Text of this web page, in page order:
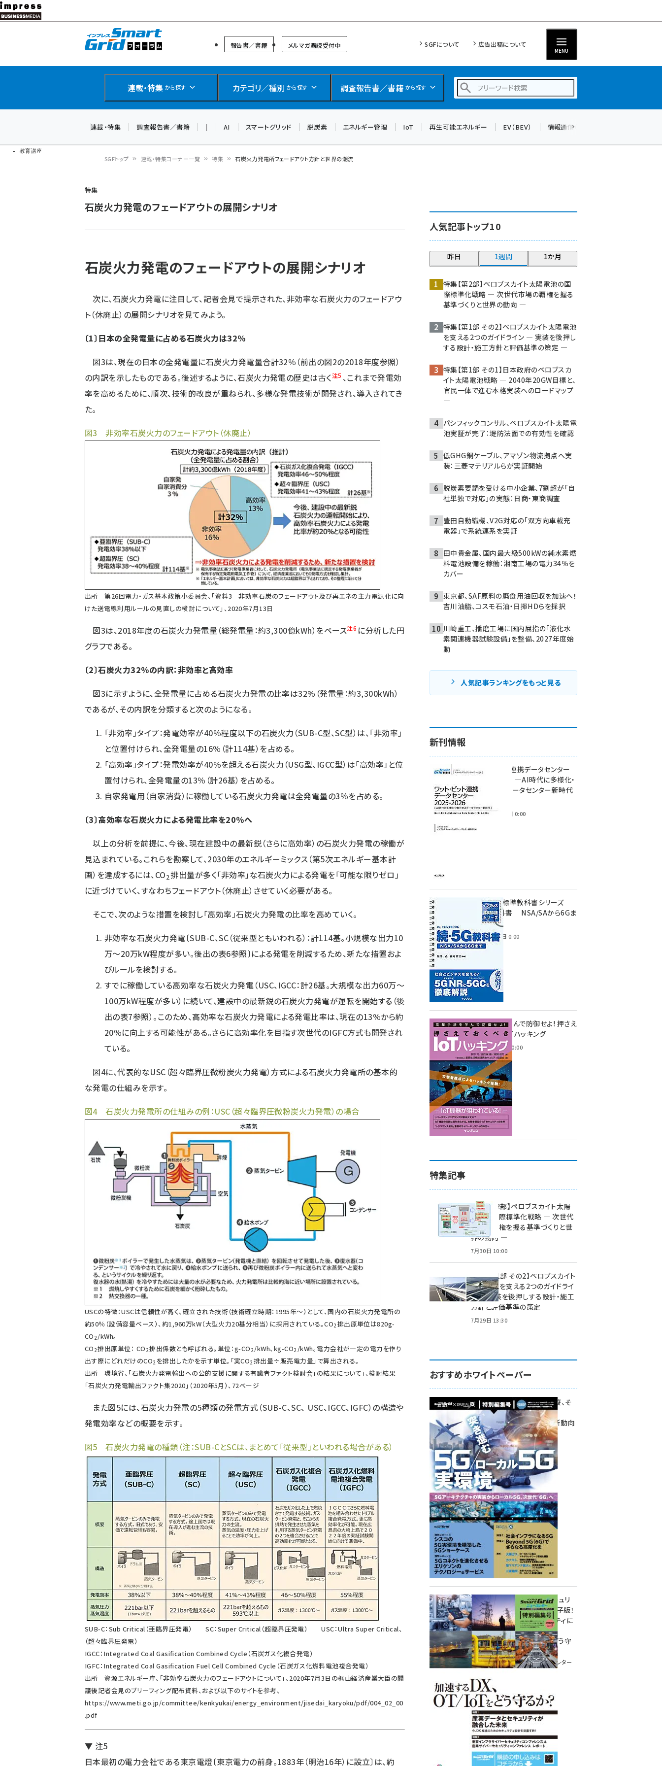
メ
イ
教育講座
スマートグリッドフォーラム
報告書／書籍 メルマガ購読受付中 SGFについて 広告出稿について
MENU
連載・特集 から探す カテゴリ／種別 から探す 調査報告書／書籍 から探す
ngn (272)
大串 (216)
aitras (180)
タンデム (145)
連載・特集 調査報告書／書籍 | AI スマートグリッド 脱炭素 エネルギー管理 IoT 再生可能エネルギー EV（BEV） 情報通信（ICT）
ン
く
ず
SGFトップ 連載・特集コーナー一覧 特集 石炭火力発電所フェードアウト方針と世界の潮流
特集
石炭火力発電のフェードアウトの展開シナリオ
石炭火力発電のフェードアウトの展開シナリオ
次に、石炭火力発電に注目して、記者会見で提示された、非効率な石炭火力のフェードアウ
ト（休廃止）の展開シナリオを見てみよう。
〔1〕日本の全発電量に占める石炭火力は32％
図3は、現在の日本の全発電量に石炭火力発電量合計32％（前出の図2の2018年度参照）
の内訳を示したものである。後述するように、石炭火力発電の歴史は古く注5 、これまで発電効
率を高めるために、順次、技術的改良が重ねられ、多様な発電技術が開発され、導入されてき
た。
図3 非効率石炭火力のフェードアウト（休廃止）
出所第26回電力・ガス基本政策小委員会、「資料3 非効率石炭のフェードアウト及び再エネの主力電源化に向
けた送電線利用ルールの見直しの検討について」、2020年7月13日
図3は、2018年度の石炭火力発電量（総発電量：約3,300億kWh）をベース注6 に分析した円
グラフである。
〔2〕石炭火力32％の内訳：非効率と高効率
図3に示すように、全発電量に占める石炭火力発電の比率は32%（発電量：約3,300kWh）
であるが、その内訳を分類すると次のようになる。
「非効率」タイプ：発電効率が40％程度以下の石炭火力（SUB-C型、SC型）は、「非効率」
と位置付けられ、全発電量の16％（計114基）を占める。
「高効率」タイプ：発電効率が40％を超える石炭火力（USG型、IGCC型）は「高効率」と位
置付けられ、全発電量の13％（計26基）を占める。
自家発電用（自家消費）に稼働している石炭火力発電は全発電量の3％を占める。
〔3〕高効率な石炭火力による発電比率を20％へ
以上の分析を前提に、今後、現在建設中の最新鋭（さらに高効率）の石炭火力発電の稼働が
見込まれている。これらを勘案して、2030年のエネルギーミックス（第5次エネルギー基本計
画）を達成するには、CO2排出量が多く「非効率」な石炭火力による発電を「可能な限りゼロ」
に近づけていく、すなわちフェードアウト（休廃止）させていく必要がある。
そこで、次のような措置を検討し「高効率」石炭火力発電の比率を高めていく。
非効率な石炭火力発電〔SUB-C、SC（従来型ともいわれる）：計114基。小規模な出力10
万〜20万kW程度が多い。後出の表6参照〕による発電を削減するため、新たな措置およ
びルールを検討する。
すでに稼働している高効率な石炭火力発電（USC、IGCC：計26基。大規模な出力60万〜
100万kW程度が多い）に続いて、建設中の最新鋭の石炭火力発電が運転を開始する（後
出の表7参照）。このため、高効率な石炭火力発電による発電比率は、現在の13％から約
20％に向上する可能性がある。さらに高効率化を目指す次世代のIGFC方式も開発され
ている。
図4に、代表的なUSC（超々臨界圧微粉炭火力発電）方式による石炭火力発電所の基本的
な発電の仕組みを示す。
図4 石炭火力発電所の仕組みの例：USC（超々臨界圧微粉炭火力発電）の場合
USCの特徴：USCは信頼性が高く、確立された技術（技術確立時期：1995年～）として、国内の石炭火力発電所の
約50％（設備容量ベース）、約1,960万kW（大型火力20基分相当）に採用されている。CO2排出原単位は820g-
CO 2/kWh。
CO 2排出原単位： CO 2排出係数とも呼ばれる。単位：g-CO 2/kWh、kg-CO2 /kWh。電力会社が一定の電力を作り
出す際にどれだけのCO2 を排出したかを示す単位。「実CO2排出量÷販売電力量」で算出される。
出所環境省、「石炭火力発電輸出への公的支援に関する有識者ファクト検討会」の結果について」、検討結果
「石炭火力発電輸出ファクト集2020」（2020年5月）、72ページ
また図5には、石炭火力発電の5種類の発電方式（SUB-C、SC、 USC、IGCC、IGFC）の構造や
発電効率などの概要を示す。
図5 石炭火力発電の種類（注：SUB-CとSCは、まとめて「従来型」といわれる場合がある）
SUB-C：Sub Critical（亜臨界圧発電） SC：Super Critical（超臨界圧発電） USC：Ultra Super Critical、
（超々臨界圧発電）
IGCC：Integrated Coal Gasification Combined Cycle（石炭ガス化複合発電）
IGFC：Integrated Coal Gasification Fuel Cell Combined Cycle（石炭ガス化燃料電池複合発電）
出所 資源エネルギー庁、「非効率石炭火力のフェードアウトについて」、2020年7月3日の梶山経済産業大臣の閣
議後記者会見のブリーフィング配布資料、および以下のサイトを参考、
https://www.meti.go.jp/committee/kenkyukai/energy_environment/jisedai_karyoku/pdf/004_02_00
.pdf
▼ 注5
日本最初の電力会社である東京電燈〔東京電力の前身。1883年（明治16年）に設立〕は、約
人気記事トップ10
昨日 1週間 1か月
特集【第2部】ペロブスカイト太陽電池の国
際標準化戦略 ― 次世代市場の覇権を握る
基準づくりと世界の動向 ―
特集【第1部 その2】ペロブスカイト太陽電池
を支える2つのガイドライン ― 実装を後押し
する設計・施工方針と評価基準の策定 ―
特集【第1部 その1】日本政府のペロブスカ
イト太陽電池戦略 ― 2040年20GW目標と、
官民一体で進む本格実装へのロードマップ
―
パシフィックコンサル、ペロブスカイト太陽電
池実証が完了：堤防法面での有効性を確認
低GHG銅ケーブル、アマゾン物流拠点へ実
装：三菱マテリアルらが実証開始
脱炭素要請を受ける中小企業、7割超が「自
社単独で対応」の実態：日商・東商調査
豊田自動織機、V2G対応の「双方向車載充
電器」で系統連系を実証
田中貴金属、国内最大級500kWの純水素燃
料電池設備を稼働：湘南工場の電力34％を
カバー
東京都、SAF原料の廃食用油回収を加速へ！
吉川油脂、コスモ石油・日揮HDらを採択
川崎重工、播磨工場に国内屈指の「液化水
素関連機器試験設備」を整備、2027年度始
動
人気記事ランキングをもっと見る
新刊情報
ワット・ビット連携データセンター
2025-2026 ―AI時代に多様化・
分散化するデータセンター新時代
2025年11月28日 0:00
インプレス標準教科書シリーズ
続・5G教科書 NSA/SAから6Gま
2023年4月3日 0:00
攻撃手法を学んで防御せよ! 押さえ
ておくべきIoTハッキング
2022年6月14日 0:00
特集記事
特集【第2部】ペロブスカイト太陽
電池の国際標準化戦略 ― 次世代
市場の覇権を握る基準づくりと世
界の動向 ―
7月30日 10:00
特集【第1部 その2】ペロブスカイト
太陽電池を支える2つのガイドライ
ン ― 実装を後押しする設計・施工
方針と評価基準の策定 ―
7月29日 13:30
おすすめホワイトペーパー
環境対策、建機の遠隔操縦、そ
して医療。
次世代通信規格「5G」最新動向
をこの1冊で学ぶ
SmartGrid ニューズレター ×
DIGITAL X 特別編集号 2022
Summer
重要インフラサイバーセキュリ
ティコンファレンス特別電子版！
― 産業サイバーセキュリティに
関わる全ての方へ！ ―
加速するDX、OT/IoTをどう守
るか？
インプレス SmartGridニューズレター